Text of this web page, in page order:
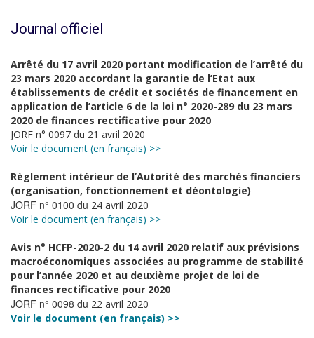
Journal officiel
Arrêté du 17 avril 2020 portant modification de l’arrêté du
23 mars 2020 accordant la garantie de l’Etat aux
établissements de crédit et sociétés de financement en
application de l’article 6 de la loi n° 2020-289 du 23 mars
2020 de finances rectificative pour 2020
JORF n° 0097 du 21 avril 2020
Voir le document (en français) >>
Règlement intérieur de l’Autorité des marchés financiers
(organisation, fonctionnement et déontologie)
JORF n° 0100 du 24 avril 2020
Voir le document (en français) >>
Avis n° HCFP-2020-2 du 14 avril 2020 relatif aux prévisions
macroéconomiques associées au programme de stabilité
pour l’année 2020 et au deuxième projet de loi de
finances rectificative pour 2020
JORF n° 0098 du 22 avril 2020
Voir le document (en français) >>